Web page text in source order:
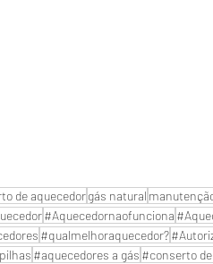
de aquecedorgás natural
#Aquecedornaofunciona
#qualmelhoraquecedor?
#aquecedores a gás #conserto